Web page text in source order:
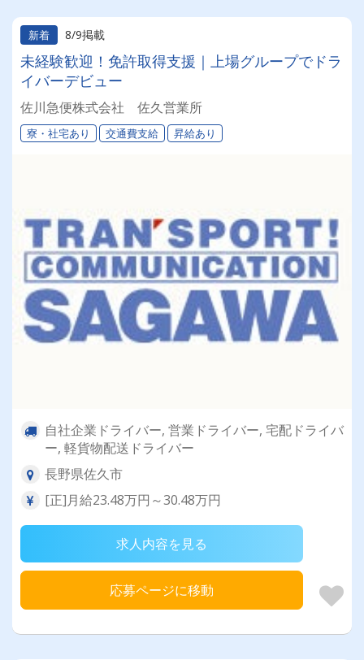
新着 8/9掲載
未経験歓迎！免許取得支援｜上場グループでドラ
イバーデビュー
佐川急便株式会社 佐久営業所
寮・社宅あり 交通費支給 昇給あり
自社企業ドライバー, 営業ドライバー, 宅配ドライバ
ー, 軽貨物配送ドライバー
長野県佐久市
[正]月給23.48万円～30.48万円
求人内容を見る
応募ページに移動